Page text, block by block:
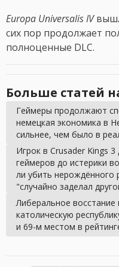
Europa Universalis IV
сих пор продолжает
полноценные DLC.
Больше статей
Геймеры продолжают
немецкая экономика в
сильнее, чем было в
Игрок в Crusader Kings 3
геймеров до истерики
ли убить нерождённого
"случайно заделал
Либеральное
католическую
и 69-м местом в